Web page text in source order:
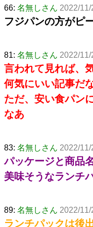
66: 名無しさん 2022/
フジパンの方がピ
81: 名無しさん 2022/
言われて見れば、
何気にいい記事だ
ただ、安い食パン
なあ
83: 名無しさん 2022/
パッケージと商品
美味そうなランチ
89: 名無しさん 2022/
ランチパックは後